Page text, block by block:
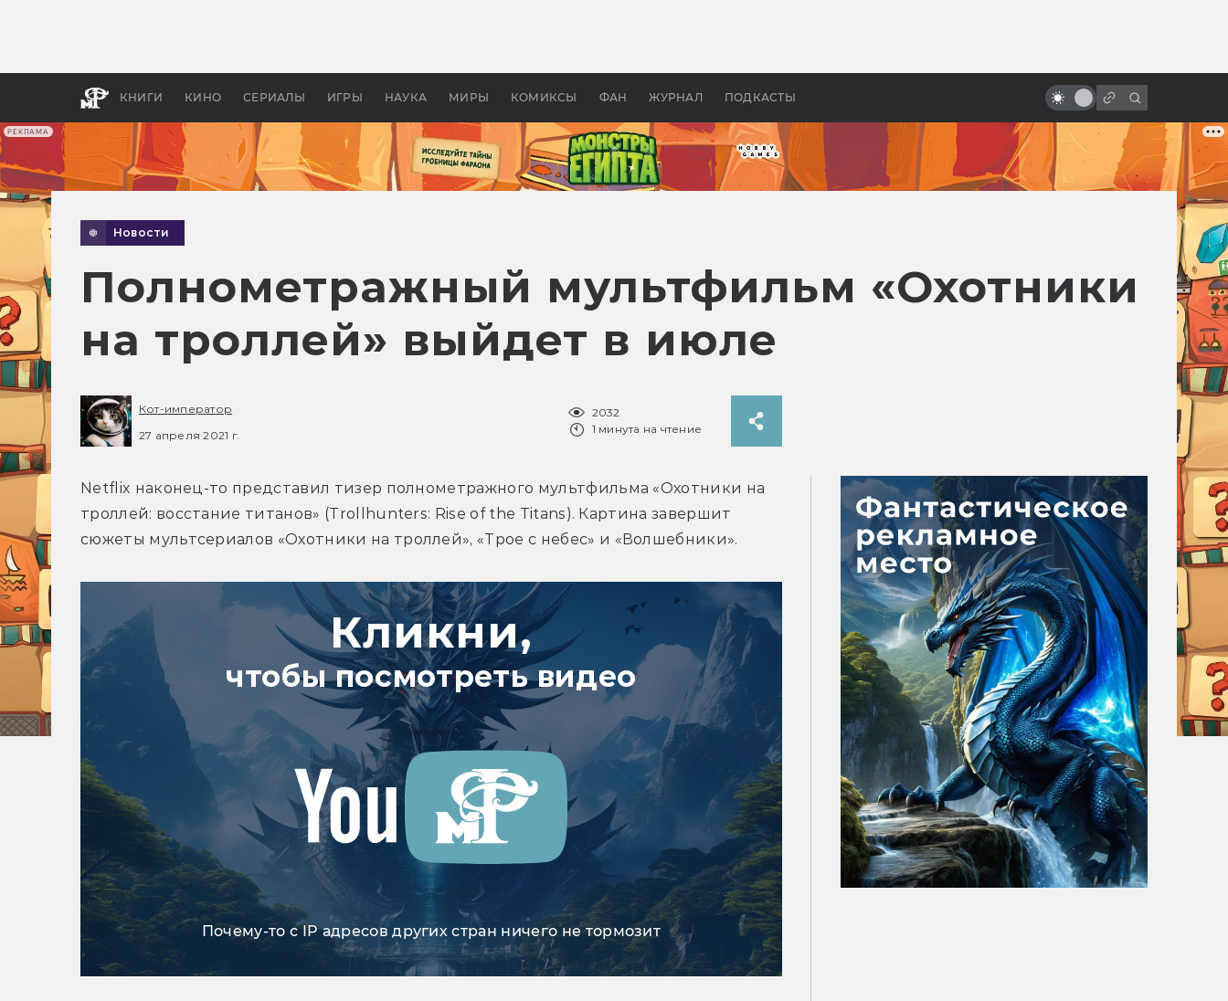
РЕКЛАМА
КНИГИ КИНО СЕРИАЛЫ ИГРЫ НАУКА МИРЫ КОМИКСЫ ФАН ЖУРНАЛ ПОДКАСТЫ
бы «Властелина колец»
Древней Грецией
вошло в «Поиски утраченного
Новости
Полнометражный мультфильм «Охотники
на троллей» выйдет в июле
Кот-император
27 апреля 2021 г.
2032
1 минута на чтение
Netflix наконец-то представил тизер полнометражного мультфильма «Охотники на
троллей: восстание титанов» (Trollhunters: Rise of the Titans). Картина завершит
сюжеты мультсериалов «Охотники на троллей», «Трое с небес» и «Волшебники».
Кликни,
чтобы посмотреть видео
Почему-то с IP адресов других стран ничего не тормозит